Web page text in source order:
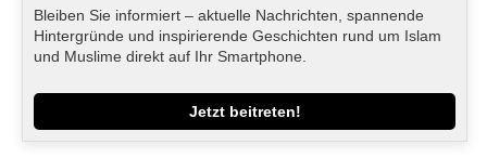
Bleiben Sie informiert – aktuelle Nachrichten, spannende
Hintergründe und inspirierende Geschichten rund um Islam
und Muslime direkt auf Ihr Smartphone.
Jetzt beitreten!